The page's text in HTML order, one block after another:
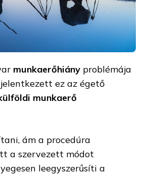
munkaerőhiány problémája
ez az égető
munkaerő
ám a procedúra
a szervezett módot
leegyszerűsíti a